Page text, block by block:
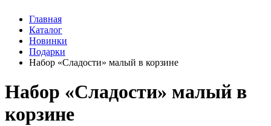
Главная
Каталог
Новинки
Подарки
Набор «Сладости» малый в корзине
Набор «Сладости» малый в
корзине